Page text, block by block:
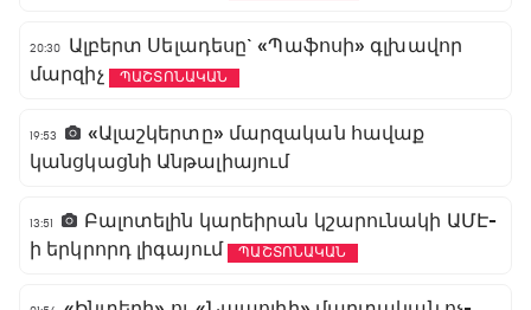
20:30
Ալբերտ Սելադեսը` «Պաֆոսի» գլխավոր
մարզիչ
ՊԱՇՏՈՆԱԿԱՆ
19:53
«Ալաշկերտը» մարզական հավաք
կանցկացնի Անթալիայում
13:51
Բալոտելին կարեիրան կշարունակի ԱՄԷ-
ի երկրորդ լիգայում
ՊԱՇՏՈՆԱԿԱՆ